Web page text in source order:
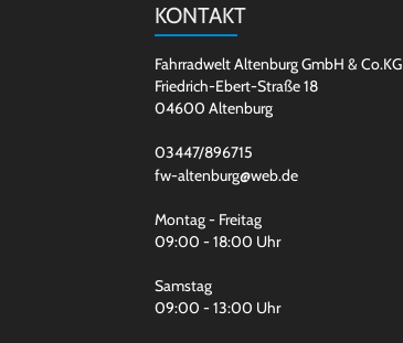
KONTAKT
Fahrradwelt Altenburg GmbH & Co.KG
Friedrich-Ebert-Straße 18
04600 Altenburg
03447/896715
fw-altenburg@web.de
Montag - Freitag
09:00 - 18:00 Uhr
Samstag
09:00 - 13:00 Uhr